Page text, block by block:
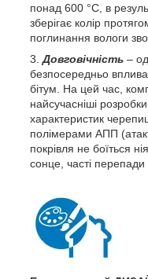
понад 600 °С, в
зберігає колір
поглинання вологи
Довговічність –
безпосередньо
бітум. На цей час,
найсучасніші
характеристик
полімерами АПП
покрівля не боїться
сонце, часті